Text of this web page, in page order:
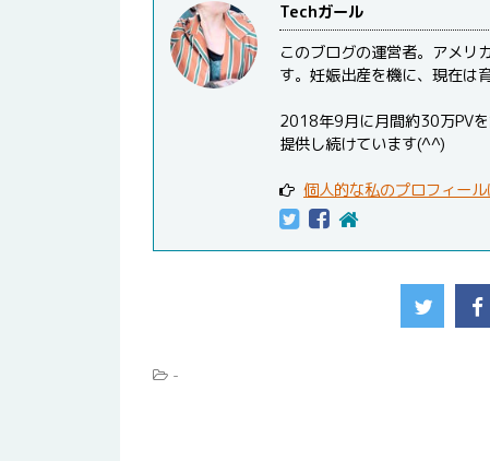
Techガール
このブログの運営者。アメリ
す。妊娠出産を機に、現在は
2018年9月に月間約30万PV
提供し続けています(^^)
個人的な私のプロフィー
-